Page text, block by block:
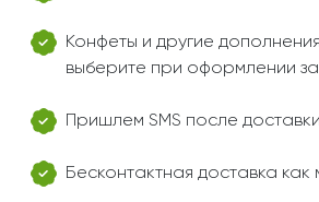
Конфеты и другие
выберите при оформлении
Пришлем SMS после доставки
Бесконтактная доставка